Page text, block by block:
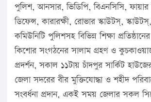
পুলিশ, আনসার, ভিডিপি, বিএনসিসি, ফায়ার
ডিফেন্স, কারারক্ষী, রোভার স্কাউটস্,
কমিউনিটি পুলিশসহ বিভিন্ন শিক্ষা
কিশোর সংগঠনের সালাম গ্রহণ ও কুচকাওয়াজ
প্রদর্শন, সকাল ১১টায় চাঁদপুর সার্কিট
জেলা সদরের বীর মুক্তিযোদ্ধা ও শহীদ
সংবর্ধনা প্রদান, একই সময় জেলার সকল